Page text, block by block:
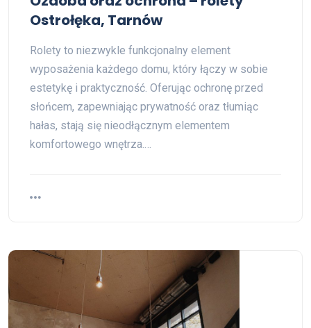
Ostrołęka, Tarnów
Rolety to niezwykle funkcjonalny element
wyposażenia każdego domu, który łączy w sobie
estetykę i praktyczność. Oferując ochronę przed
słońcem, zapewniając prywatność oraz tłumiąc
hałas, stają się nieodłącznym elementem
komfortowego wnętrza.…